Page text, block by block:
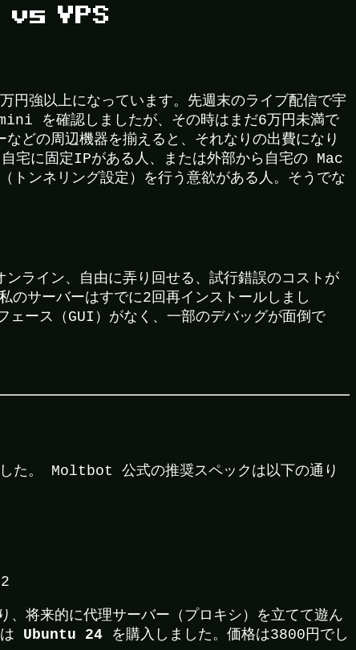
vs VPS
強以上になっています。先週末のライブ配信で宇
を確認しましたが、その時はまだ6万円未満で
どの周辺機器を揃えると、それなりの出費になり
宅に固定IPがある人、または外部から自宅の Mac
ンネリング設定）を行う意欲がある人。そうでな
ライン、自由に弄り回せる、試行錯誤のコストが
のサーバーはすでに2回再インストールしまし
ェース（GUI）がなく、一部のデバッグが面倒で
た。 Moltbot 公式の推奨スペックは以下の通り
将来的に代理サーバー（プロキシ）を立てて遊ん
Ubuntu 24 を購入しました。価格は3800円でし